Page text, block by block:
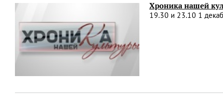
Хроника нашей
19.30 и 23.10 1